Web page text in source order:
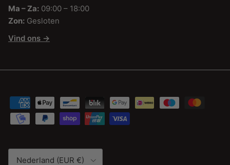
Ma – Za: 09:00 – 18:00
Zon: Gesloten
Vind ons →
Land/Regio
Nederland (EUR €)